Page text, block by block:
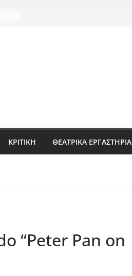
ΚΡΙΤΙΚΗ ΘΕΑΤΡΙΚΑ ΕΡΓΑΣΤΗΡΙΑ
“Peter Pan on